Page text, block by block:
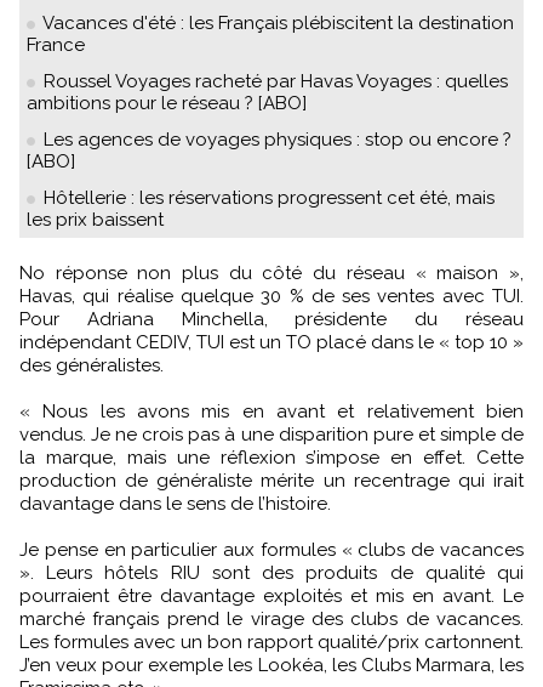
Vacances d'été : les Français plébiscitent la destination
France
Roussel Voyages racheté par Havas Voyages : quelles
ambitions pour le réseau ? [ABO]
Les agences de voyages physiques : stop ou encore ?
[ABO]
Hôtellerie : les réservations progressent cet été, mais
les prix baissent
No réponse non plus du côté du réseau « maison »,
Havas, qui réalise quelque 30 % de ses ventes avec TUI.
Pour Adriana Minchella, présidente du réseau
indépendant CEDIV, TUI est un TO placé dans le « top 10 »
des généralistes.
« Nous les avons mis en avant et relativement bien
vendus. Je ne crois pas à une disparition pure et simple de
la marque, mais une réflexion s’impose en effet. Cette
production de généraliste mérite un recentrage qui irait
davantage dans le sens de l’histoire.
Je pense en particulier aux formules « clubs de vacances
». Leurs hôtels RIU sont des produits de qualité qui
pourraient être davantage exploités et mis en avant. Le
marché français prend le virage des clubs de vacances.
Les formules avec un bon rapport qualité/prix cartonnent.
J’en veux pour exemple les Lookéa, les Clubs Marmara, les